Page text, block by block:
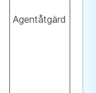
Agentåtgärd